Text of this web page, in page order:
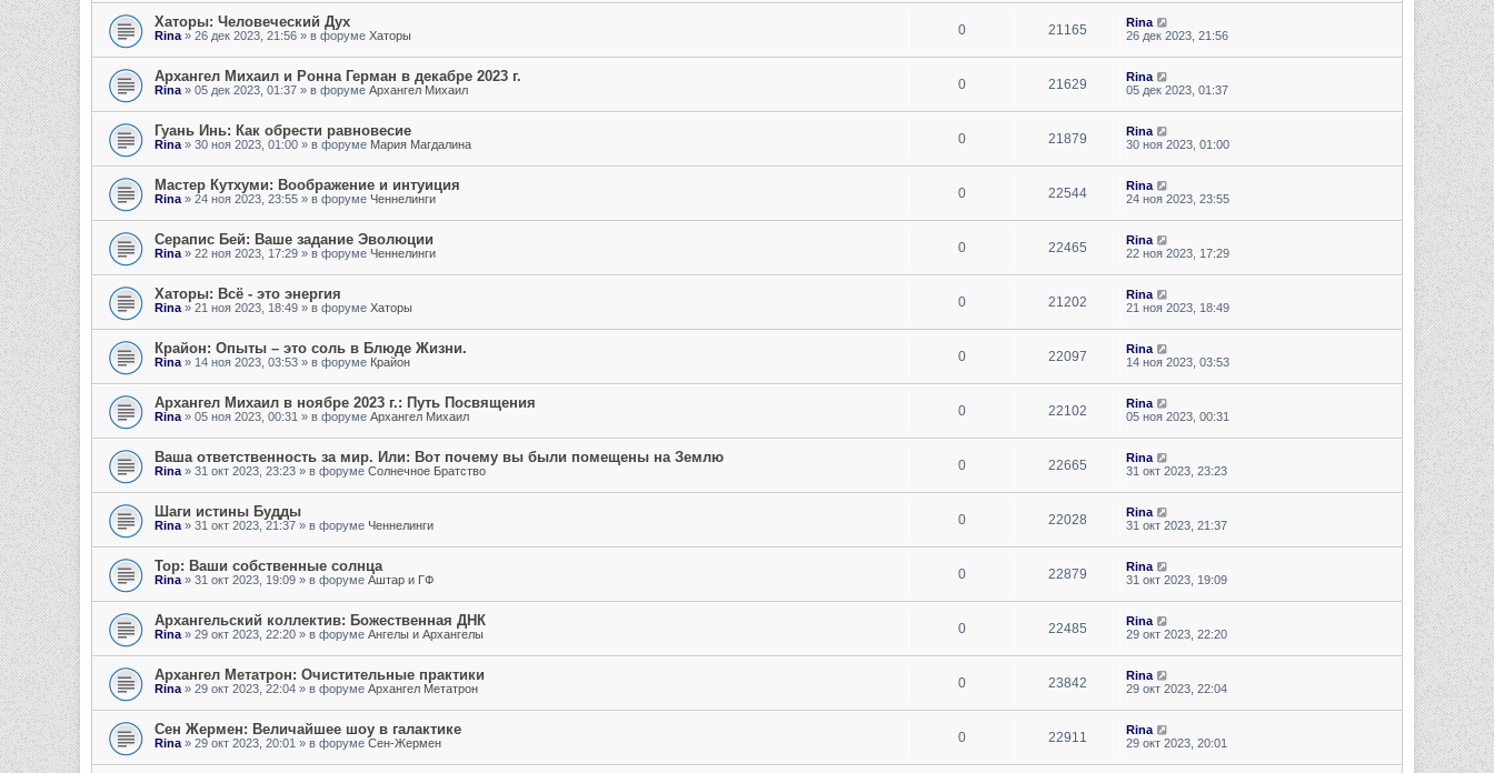
Хаторы: Человеческий Дух
Rina » 26 дек 2023, 21:56 » в форуме Хаторы 0 21165
Rina
26 дек 2023, 21:56
Архангел Михаил и Ронна Герман в декабре 2023 г.
Rina » 05 дек 2023, 01:37 » в форуме Архангел Михаил 0 21629
Rina
05 дек 2023, 01:37
Гуань Инь: Как обрести равновесие
Rina » 30 ноя 2023, 01:00 » в форуме Мария Магдалина 0 21879
Rina
30 ноя 2023, 01:00
Мастер Кутхуми: Воображение и интуиция
Rina » 24 ноя 2023, 23:55 » в форуме Ченнелинги 0 22544
Rina
24 ноя 2023, 23:55
Серапис Бей: Ваше задание Эволюции
Rina » 22 ноя 2023, 17:29 » в форуме Ченнелинги 0 22465
Rina
22 ноя 2023, 17:29
Хаторы: Всё - это энергия
Rina » 21 ноя 2023, 18:49 » в форуме Хаторы 0 21202
Rina
21 ноя 2023, 18:49
Крайон: Опыты – это соль в Блюде Жизни.
Rina » 14 ноя 2023, 03:53 » в форуме Крайон 0 22097
Rina
14 ноя 2023, 03:53
Архангел Михаил в ноябре 2023 г.: Путь Посвящения
Rina » 05 ноя 2023, 00:31 » в форуме Архангел Михаил 0 22102
Rina
05 ноя 2023, 00:31
Ваша ответственность за мир. Или: Вот почему вы были помещены на Землю
Rina » 31 окт 2023, 23:23 » в форуме Солнечное Братство 0 22665
Rina
31 окт 2023, 23:23
Шаги истины Будды
Rina » 31 окт 2023, 21:37 » в форуме Ченнелинги 0 22028
Rina
31 окт 2023, 21:37
Тор: Ваши собственные солнца
Rina » 31 окт 2023, 19:09 » в форуме Аштар и ГФ 0 22879
Rina
31 окт 2023, 19:09
Архангельский коллектив: Божественная ДНК
Rina » 29 окт 2023, 22:20 » в форуме Ангелы и Архангелы 0 22485
Rina
29 окт 2023, 22:20
Архангел Метатрон: Очистительные практики
Rina » 29 окт 2023, 22:04 » в форуме Архангел Метатрон 0 23842
Rina
29 окт 2023, 22:04
Сен Жермен: Величайшее шоу в галактике
Rina » 29 окт 2023, 20:01 » в форуме Сен-Жермен 0 22911
Rina
29 окт 2023, 20:01